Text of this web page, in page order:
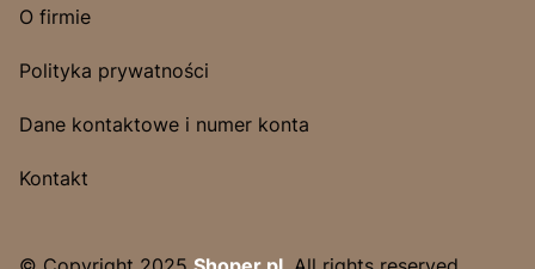
O firmie
Polityka prywatności
Dane kontaktowe i numer konta
Kontakt